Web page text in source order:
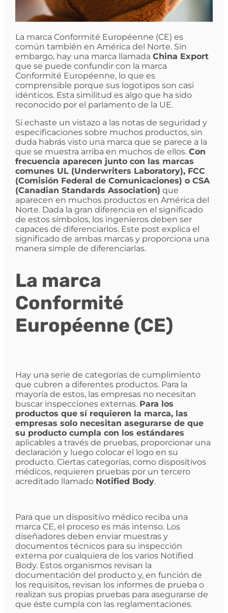
La marca Conformité Européenne (CE) es
común también en América del Norte. Sin
embargo, hay una marca llamada China Export
que se puede confundir con la marca
Conformité Européenne, lo que es
comprensible porque sus logotipos son casi
idénticos. Esta similitud es algo que ha sido
reconocido por el parlamento de la UE.
Si echaste un vistazo a las notas de seguridad y
especificaciones sobre muchos productos, sin
duda habrás visto una marca que se parece a la
que se muestra arriba en muchos de ellos. Con
frecuencia aparecen junto con las marcas
comunes UL (Underwriters Laboratory), FCC
(Comisión Federal de Comunicaciones) o CSA
(Canadian Standards Association) que
aparecen en muchos productos en América del
Norte. Dada la gran diferencia en el significado
de estos símbolos, los ingenieros deben ser
capaces de diferenciarlos. Este post explica el
significado de ambas marcas y proporciona una
manera simple de diferenciarlas.
La marca
Conformité
Européenne (CE)
Hay una serie de categorías de cumplimiento
que cubren a diferentes productos. Para la
mayoría de estos, las empresas no necesitan
buscar inspecciones externas. Para los
productos que sí requieren la marca, las
empresas solo necesitan asegurarse de que
su producto cumpla con los estándares
aplicables a través de pruebas, proporcionar una
declaración y luego colocar el logo en su
producto. Ciertas categorías, como dispositivos
médicos, requieren pruebas por un tercero
acreditado llamado Notified Body.
Para que un dispositivo médico reciba una
marca CE, el proceso es más intenso. Los
diseñadores deben enviar muestras y
documentos técnicos para su inspección
externa por cualquiera de los varios Notified
Body. Estos organismos revisan la
documentación del producto y, en función de
los requisitos, revisan los informes de prueba o
realizan sus propias pruebas para asegurarse de
que éste cumpla con las reglamentaciones.